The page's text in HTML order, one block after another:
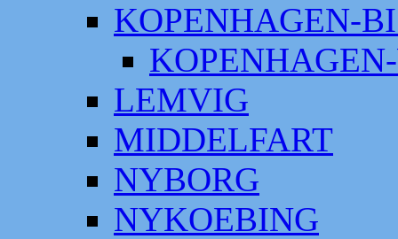
KOPENHAGEN-
LEMVIG
MIDDELFART
NYBORG
NYKOEBING